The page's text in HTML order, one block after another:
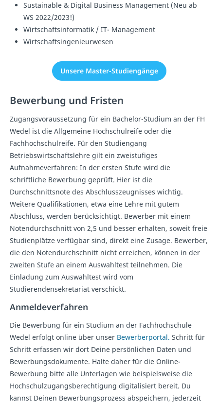
Sustainable & Digital Business Management (Neu ab
WS 2022/2023!)
Wirtschaftsinformatik / IT- Management
Wirtschaftsingenieurwesen
Unsere Master-Studiengänge
Bewerbung und Fristen
Zugangsvoraussetzung für ein Bachelor-Studium an der FH
Wedel ist die Allgemeine Hochschulreife oder die
Fachhochschulreife. Für den Studiengang
Betriebswirtschaftslehre gilt ein zweistufiges
Aufnahmeverfahren: In der ersten Stufe wird die
schriftliche Bewerbung geprüft. Hier ist die
Durchschnittsnote des Abschlusszeugnisses wichtig.
Weitere Qualifikationen, etwa eine Lehre mit gutem
Abschluss, werden berücksichtigt. Bewerber mit einem
Notendurchschnitt von 2,5 und besser erhalten, soweit freie
Studienplätze verfügbar sind, direkt eine Zusage. Bewerber,
die den Notendurchschnitt nicht erreichen, können in der
zweiten Stufe an einem Auswahltest teilnehmen. Die
Einladung zum Auswahltest wird vom
Studierendensekretariat verschickt.
Anmeldeverfahren
Die Bewerbung für ein Studium an der Fachhochschule
Wedel erfolgt online über unser Bewerberportal. Schritt für
Schritt erfassen wir dort Deine persönlichen Daten und
Bewerbungsdokumente. Halte daher für die Online-
Bewerbung bitte alle Unterlagen wie beispielsweise die
Hochschulzugangsberechtigung digitalisiert bereit. Du
kannst Deinen Bewerbungsprozess abspeichern, jederzeit